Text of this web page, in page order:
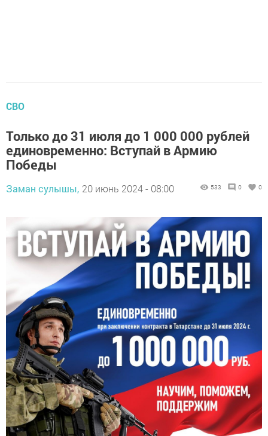
СВО
Только до 31 июля до 1 000 000 рублей
единовременно: Вступай в Армию
Победы
Заман сулышы, 20 июнь 2024 - 08:00 533 0 0